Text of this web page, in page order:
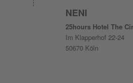
NENI
25hours Hotel The
Im Klapperhof 22-24
50670 Köln